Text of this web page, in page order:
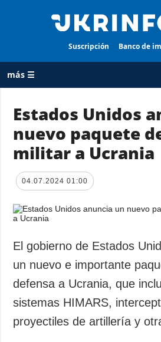
Suscripción Banco de
más ☰
TODAS LAS
CATEGORÍAS
Guerra
Reconstrucción
Política
Defensa
Sociedad y
Cultura
Deportes
Crimen
Estados Unidos
nuevo paquete
militar a Ucrania
04.07.2024 01:00
El gobierno de Estados
un nuevo e importante
defensa a Ucrania, que
sistemas HIMARS,
proyectiles de artillería y